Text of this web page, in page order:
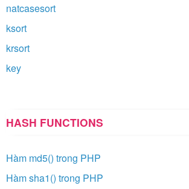
natcasesort
ksort
krsort
key
HASH FUNCTIONS
Hàm md5() trong PHP
Hàm sha1() trong PHP